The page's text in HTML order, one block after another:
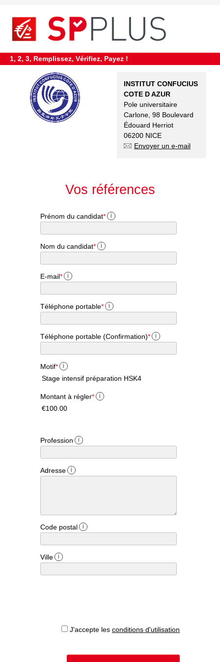
1, 2, 3, Remplissez, Vérifiez, Payez !
INSTITUT CONFUCIUS
COTE D AZUR
Pole universitaire
Carlone, 98 Boulevard
Édouard Herriot
06200 NICE
Envoyer un e-mail
Vos références
Prénom du candidat* i
Nom du candidat* i
E-mail* i
Téléphone portable* i
Téléphone portable (Confirmation)* i
Motif* i
Stage intensif préparation HSK4
Montant à régler* i
€100.00
Profession i
Adresse i
Code postal i
Ville i
J'accepte les conditions d'utilisation